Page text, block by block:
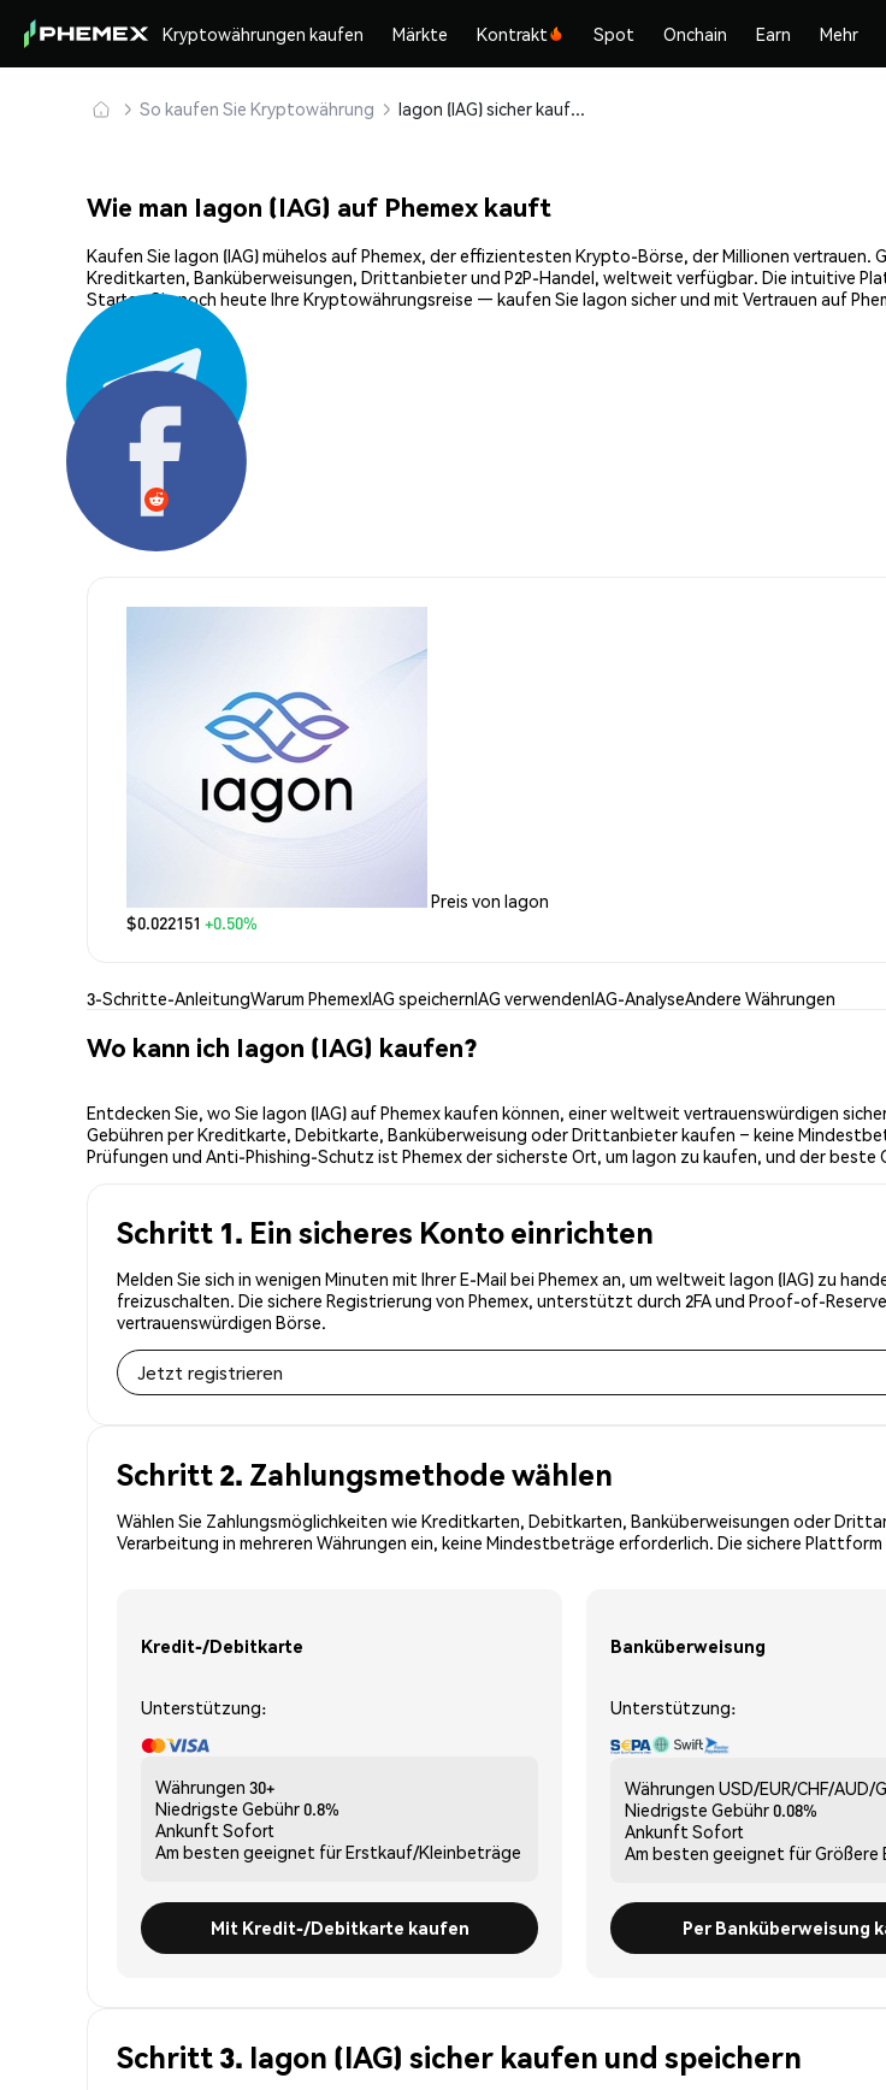
Kryptowährungen kaufen Märkte Kontrakt Spot Onchain Earn Mehr
So kaufen Sie Kryptowährung Iagon (IAG) sicher kaufen und speichern
Wie man Iagon (IAG) auf Phemex kauft
Kaufen Sie Iagon (IAG) mühelos auf Phemex, der effizientesten Krypto-Börse, der Millionen
Kreditkarten, Banküberweisungen, Drittanbieter und P2P-Handel, weltweit verfügbar. Die intuitive
Starten Sie noch heute Ihre Kryptowährungsreise — kaufen Sie Iagon sicher und mit Vertrauen auf
Preis von Iagon
$0.022151 +0.50%
3-Schritte-AnleitungWarum PhemexIAG speichernIAG verwendenIAG-AnalyseAndere Währungen
Wo kann ich Iagon (IAG) kaufen?
Entdecken Sie, wo Sie Iagon (IAG) auf Phemex kaufen können, einer weltweit vertrauenswürdigen
Gebühren per Kreditkarte, Debitkarte, Banküberweisung oder Drittanbieter kaufen – keine
Prüfungen und Anti-Phishing-Schutz ist Phemex der sicherste Ort, um Iagon zu kaufen, und der beste
Schritt 1. Ein sicheres Konto einrichten
Melden Sie sich in wenigen Minuten mit Ihrer E-Mail bei Phemex an, um weltweit Iagon (IAG) zu
freizuschalten. Die sichere Registrierung von Phemex, unterstützt durch 2FA und Proof-of-
vertrauenswürdigen Börse.
Jetzt registrieren
Schritt 2. Zahlungsmethode wählen
Wählen Sie Zahlungsmöglichkeiten wie Kreditkarten, Debitkarten, Banküberweisungen oder
Verarbeitung in mehreren Währungen ein, keine Mindestbeträge erforderlich. Die sichere
Kredit-/Debitkarte
Unterstützung:
Währungen 30+
Niedrigste Gebühr0.8%
Ankunft Sofort
Am besten geeignet fürErstkauf/Kleinbeträge
Mit Kredit-/Debitkarte kaufen
Banküberweisung
Unterstützung:
Währungen USD/EUR/CHF/AUD/
Niedrigste Gebühr0.08%
Ankunft Sofort
Am besten geeignet fürGrößere
Per Banküberweisung
Schritt 3. Iagon (IAG) sicher kaufen und speichern